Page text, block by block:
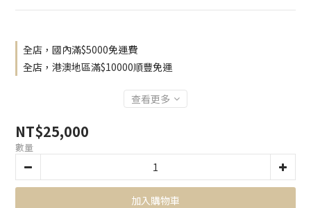
全店，國內滿$5000免運費
全店，港澳地區滿$10000順豐免運
查看更多
NT$25,000
數量
加入購物車